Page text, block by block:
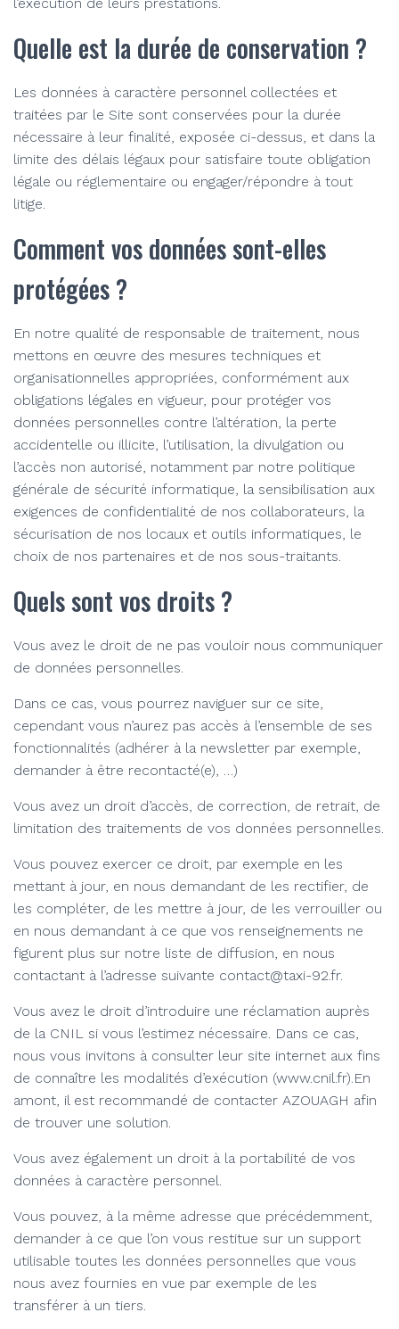
l’exécution de leurs prestations.
Quelle est la durée de conservation ?
Les données à caractère personnel collectées et
traitées par le Site sont conservées pour la durée
nécessaire à leur finalité, exposée ci-dessus, et dans la
limite des délais légaux pour satisfaire toute obligation
légale ou réglementaire ou engager/répondre à tout
litige.
Comment vos données sont-elles
protégées ?
En notre qualité de responsable de traitement, nous
mettons en œuvre des mesures techniques et
organisationnelles appropriées, conformément aux
obligations légales en vigueur, pour protéger vos
données personnelles contre l’altération, la perte
accidentelle ou illicite, l’utilisation, la divulgation ou
l’accès non autorisé, notamment par notre politique
générale de sécurité informatique, la sensibilisation aux
exigences de confidentialité de nos collaborateurs, la
sécurisation de nos locaux et outils informatiques, le
choix de nos partenaires et de nos sous-traitants.
Quels sont vos droits ?
Vous avez le droit de ne pas vouloir nous communiquer
de données personnelles.
Dans ce cas, vous pourrez naviguer sur ce site,
cependant vous n’aurez pas accès à l’ensemble de ses
fonctionnalités (adhérer à la newsletter par exemple,
demander à être recontacté(e), …)
Vous avez un droit d’accès, de correction, de retrait, de
limitation des traitements de vos données personnelles.
Vous pouvez exercer ce droit, par exemple en les
mettant à jour, en nous demandant de les rectifier, de
les compléter, de les mettre à jour, de les verrouiller ou
en nous demandant à ce que vos renseignements ne
figurent plus sur notre liste de diffusion, en nous
contactant à l’adresse suivante contact@taxi-92.fr.
Vous avez le droit d’introduire une réclamation auprès
de la CNIL si vous l’estimez nécessaire. Dans ce cas,
nous vous invitons à consulter leur site internet aux fins
de connaître les modalités d’exécution (www.cnil.fr).En
amont, il est recommandé de contacter AZOUAGH afin
de trouver une solution.
Vous avez également un droit à la portabilité de vos
données à caractère personnel.
Vous pouvez, à la même adresse que précédemment,
demander à ce que l’on vous restitue sur un support
utilisable toutes les données personnelles que vous
nous avez fournies en vue par exemple de les
transférer à un tiers.